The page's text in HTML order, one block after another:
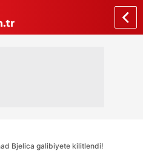
Bjelica galibiyete kilitlendi!